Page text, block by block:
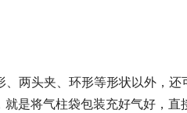
两头夹、环形等形状以外，
是将气柱袋包装充好气好，直